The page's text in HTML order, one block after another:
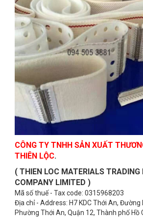
CÔNG TY TNHH SẢN XUẤT
THIÊN LỘC.
( THIEN LOC MATERIALS TRADING
COMPANY LIMITED )
Mã số thuế - Tax code: 0315968203
Địa chỉ - Address: H7 KDC Thới An, Đường
Phường Thới An, Quận 12, Thành phố Hồ